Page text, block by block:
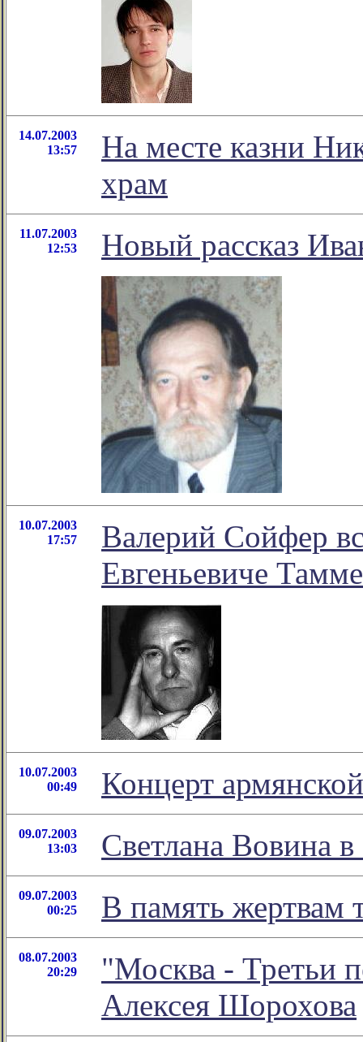
14.07.2003
13:57
На месте казни
храм
11.07.2003
12:53
Новый рассказ
10.07.2003
17:57
Валерий Сойфер
Евгеньевиче Тамме
10.07.2003
00:49
Концерт
09.07.2003
13:03
Светлана Вовина
09.07.2003
00:25
В память жертвам
08.07.2003
20:29
"Москва - Третьи
Алексея Шорохова